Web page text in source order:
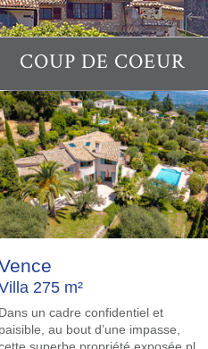
COUP DE COEUR
180 m²
Vence Sud – A seulement quelques
minutes du littoral et parfaitement